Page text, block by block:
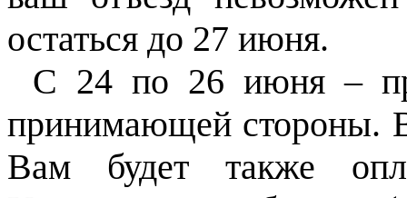
остаться до 27 июня.
С 24 по 26 июня –
принимающей стороны.
Вам будет также